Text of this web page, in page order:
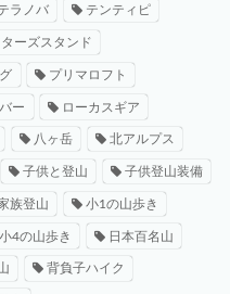
ラノバ テンティピ
ターズスタンド
プリマロフト
ー ローカスギア
八ヶ岳 北アルプス
子供と登山 子供登山装備
族登山 小1の山歩き
小4の山歩き 日本百名山
背負子ハイク